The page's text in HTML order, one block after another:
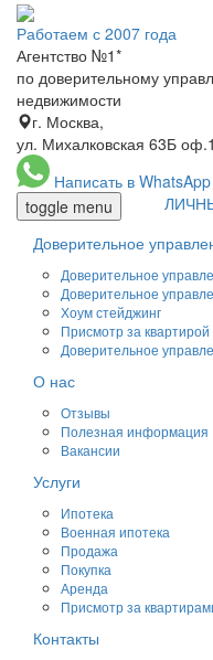
Работаем с 2007 года
Агентство №1*
по доверительному
недвижимости
г. Москва,
ул. Михалковская 63Б
Написать в WhatsApp
toggle menu
Доверительное
Доверительное
Доверительное
Хоум стейджинг
Присмотр за квартирой
Доверительное
О нас
Отзывы
Полезная информация
Вакансии
Услуги
Ипотека
Военная ипотека
Продажа
Покупка
Аренда
Присмотр за
Контакты